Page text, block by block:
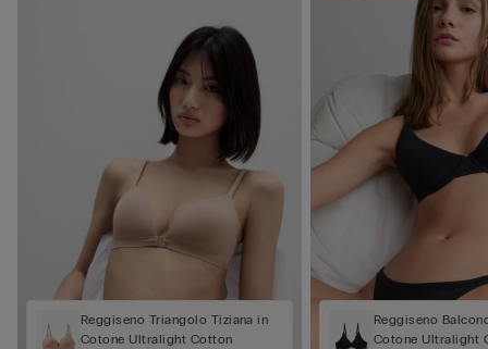
Reggiseno Triangolo Tiziana in
Cotone Ultralight Cotton
Reggiseno
Cotone Ultralight